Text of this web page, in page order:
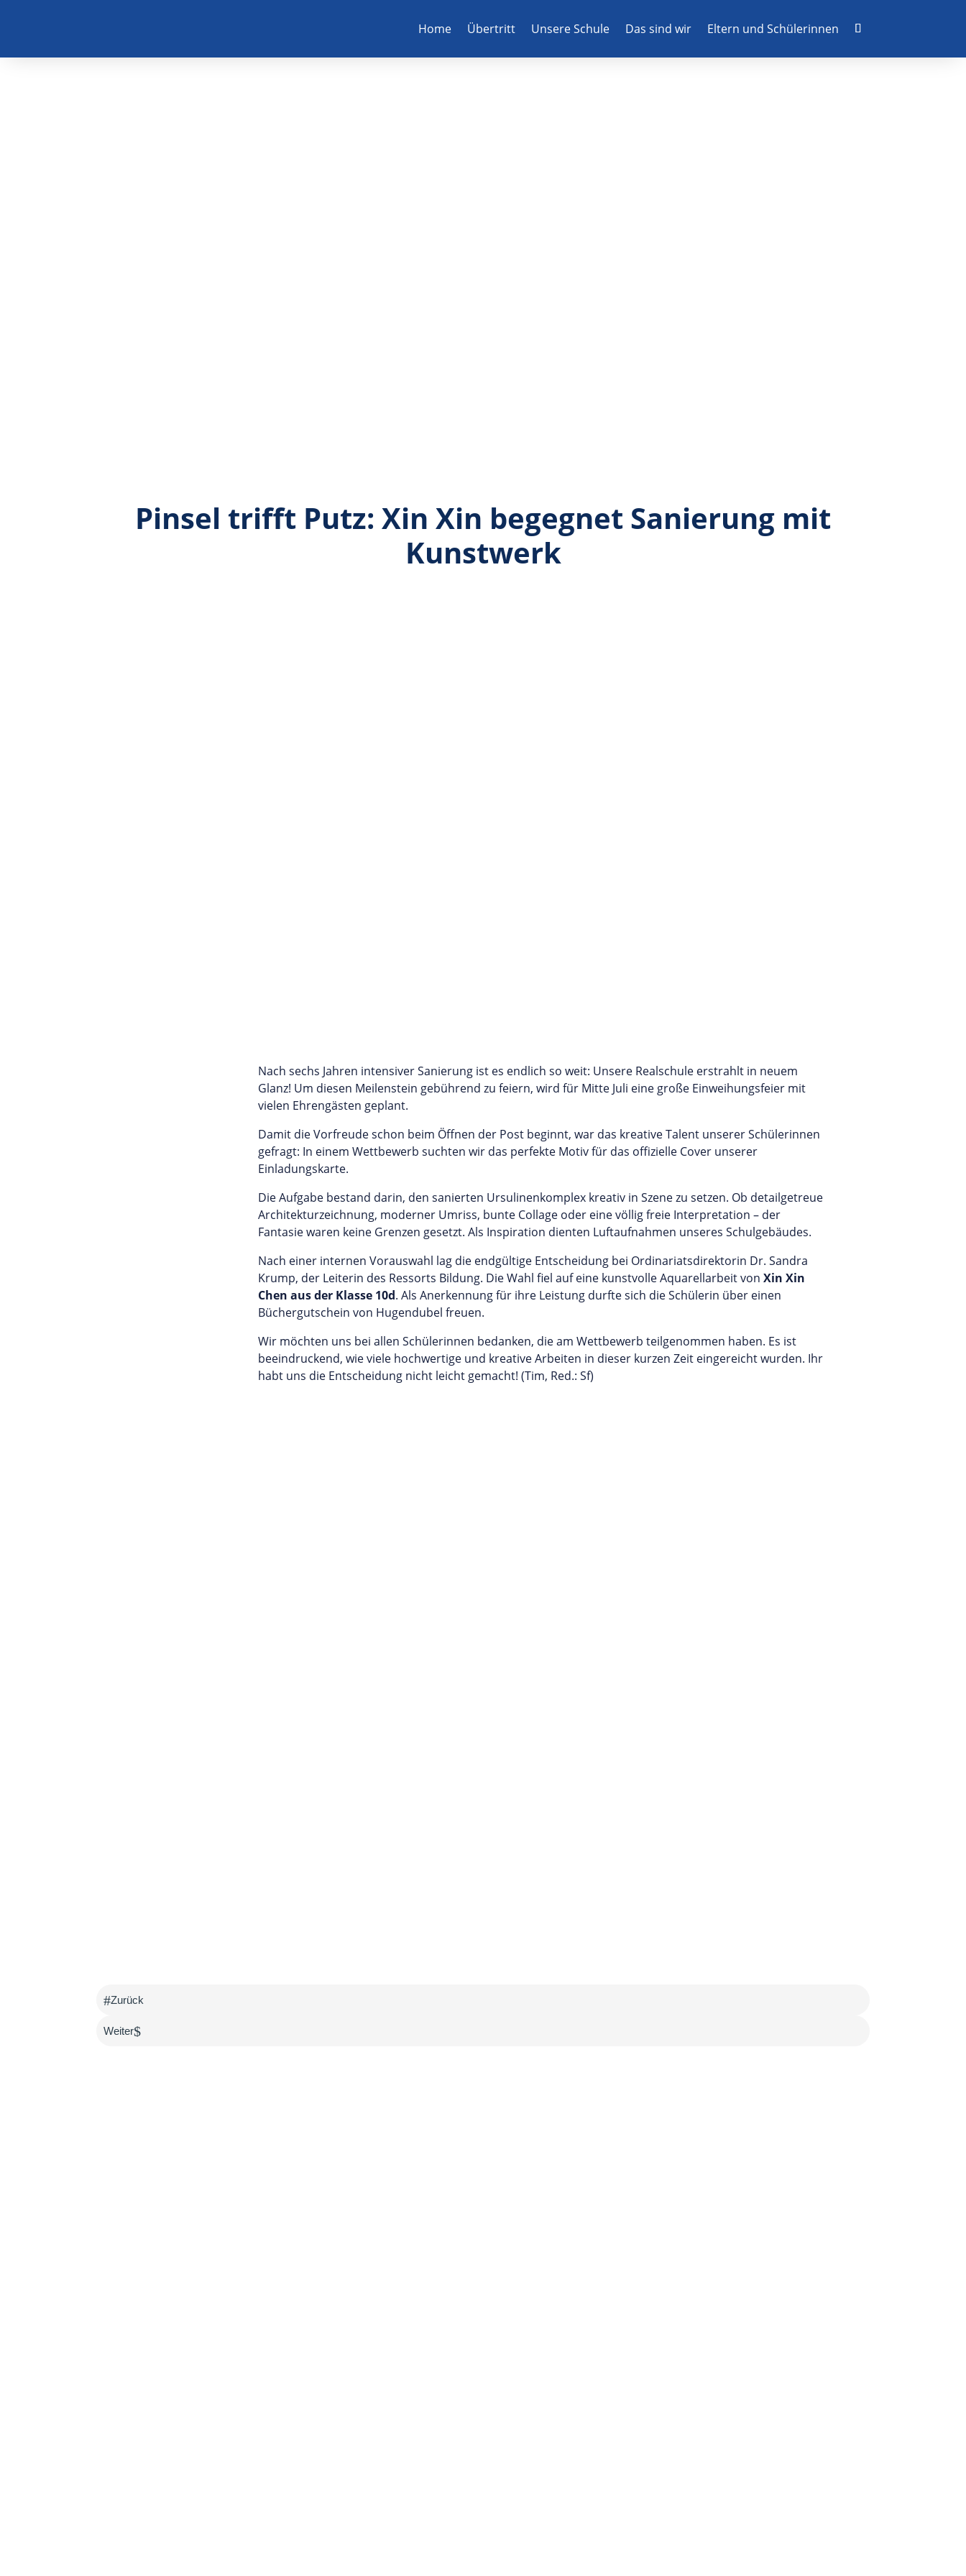
Home Übertritt Unsere Schule Das sind wir Eltern und Schülerinnen
Pinsel trifft Putz: Xin Xin begegnet Sanierung mit
Kunstwerk
Nach sechs Jahren intensiver Sanierung ist es endlich so weit: Unsere Realschule erstrahlt in neuem
Glanz! Um diesen Meilenstein gebührend zu feiern, wird für Mitte Juli eine große Einweihungsfeier mit
vielen Ehrengästen geplant.
Damit die Vorfreude schon beim Öffnen der Post beginnt, war das kreative Talent unserer Schülerinnen
gefragt: In einem Wettbewerb suchten wir das perfekte Motiv für das offizielle Cover unserer
Einladungskarte.
Die Aufgabe bestand darin, den sanierten Ursulinenkomplex kreativ in Szene zu setzen. Ob detailgetreue
Architekturzeichnung, moderner Umriss, bunte Collage oder eine völlig freie Interpretation – der
Fantasie waren keine Grenzen gesetzt. Als Inspiration dienten Luftaufnahmen unseres Schulgebäudes.
Nach einer internen Vorauswahl lag die endgültige Entscheidung bei Ordinariatsdirektorin Dr. Sandra
Krump, der Leiterin des Ressorts Bildung. Die Wahl fiel auf eine kunstvolle Aquarellarbeit von Xin Xin
Chen aus der Klasse 10d. Als Anerkennung für ihre Leistung durfte sich die Schülerin über einen
Büchergutschein von Hugendubel freuen.
Wir möchten uns bei allen Schülerinnen bedanken, die am Wettbewerb teilgenommen haben. Es ist
beeindruckend, wie viele hochwertige und kreative Arbeiten in dieser kurzen Zeit eingereicht wurden. Ihr
habt uns die Entscheidung nicht leicht gemacht! (Tim, Red.: Sf)
#Zurück
Weiter$